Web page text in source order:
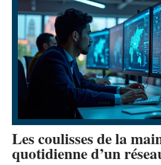
Les coulisses de la
quotidienne d’un